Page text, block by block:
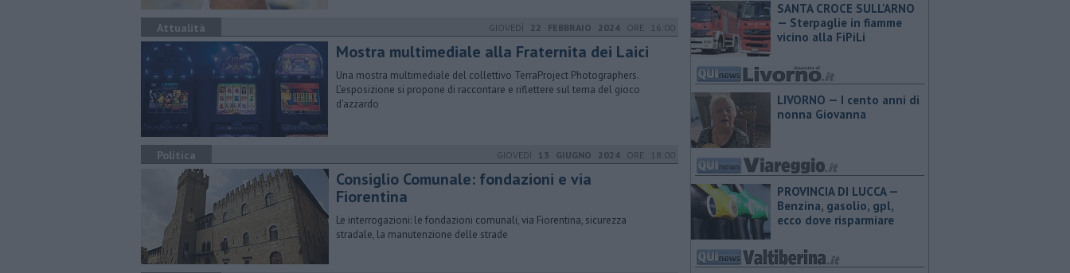
Attualità GIOVEDÌ 22 FEBBRAIO 2024 ORE 16:00
Mostra multimediale alla Fraternita dei Laici
Una mostra multimediale del collettivo TerraProject Photographers.
L’esposizione si propone di raccontare e riflettere sul tema del gioco
d'azzardo
Politica GIOVEDÌ 13 GIUGNO 2024 ORE 18:00
Consiglio Comunale: fondazioni e via
Fiorentina
Le interrogazioni: le fondazioni comunali, via Fiorentina, sicurezza
stradale, la manutenzione delle strade
SANTA CROCE SULL'ARNO
— Sterpaglie in fiamme
vicino alla FiPiLi
LIVORNO — I cento anni di
nonna Giovanna
PROVINCIA DI LUCCA — ​
Benzina, gasolio, gpl,
ecco dove risparmiare